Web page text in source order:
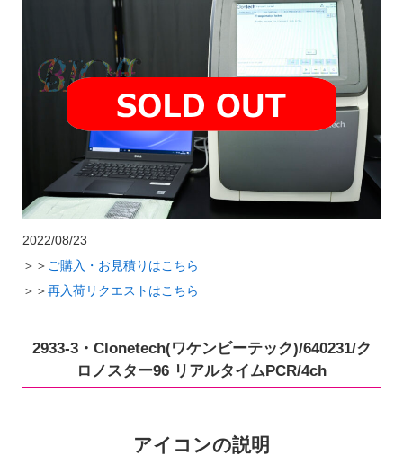
2022/08/23
＞＞ ご購入・お見積りはこちら
＞＞再入荷リクエストはこちら
2933-3・Clonetech(ワケンビーテック)/640231/ク
ロノスター96 リアルタイムPCR/4ch
アイコンの説明